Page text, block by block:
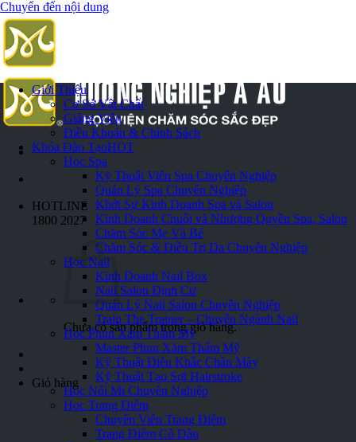
Chuyển đến nội dung
HOTLINE
1800 2027
Chưa có sản phẩm trong giỏ hàng.
Giỏ hàng
Giới Thiệu
Cơ Sở Vật Chất
Giảng Viên
Điều Khoản & Chính Sách
Khóa Đào TạoHOT
Học Spa
Kỹ Thuật Viên Spa Chuyên Nghiệp
Quản Lý Spa Chuyên Nghiệp
Khởi Sự Kinh Doanh Spa và Salon
Kinh Doanh Chuỗi và Nhượng Quyền Spa, Salon
Chăm Sóc Mẹ Và Bé
Chăm Sóc & Điều Trị Da Chuyên Nghiệp
Học Nail
Kinh Doanh Nail Box
Nail Salon Định Cư
Quản Lý Nail Salon Chuyên Nghiệp
Train The Trainer – Chuyên Ngành Nail
Học Phun Xăm Thẩm Mỹ
Master Phun Xăm Thẩm Mỹ
Kỹ Thuật Điêu Khắc Chân Mày
Kỹ Thuật Tạo Sợi Hairstroke
Học Nối Mi Chuyên Nghiệp
Học Trang Điểm
Chuyên Viên Trang Điểm
Trang Điểm Cô Dâu